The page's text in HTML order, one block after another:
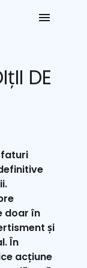
DE
doar în
și
În
acțiune